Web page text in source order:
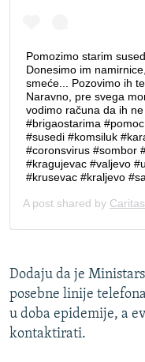
Dodaju da je
posebne linije
u doba epidemije, a
kontaktirati.